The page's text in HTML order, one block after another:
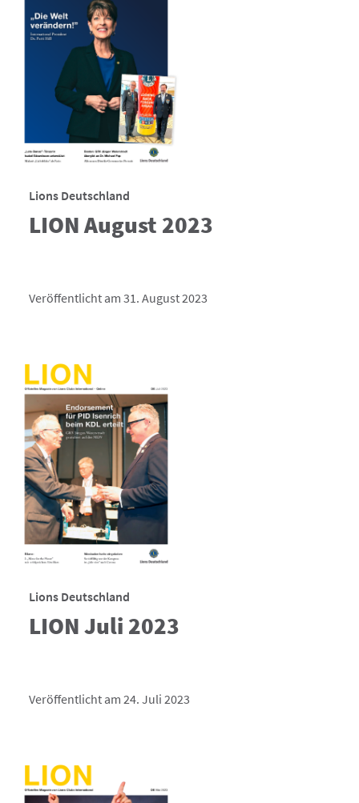
Lions Deutschland
LION August 2023
Veröffentlicht am 31. August 2023
Lions Deutschland
LION Juli 2023
Veröffentlicht am 24. Juli 2023